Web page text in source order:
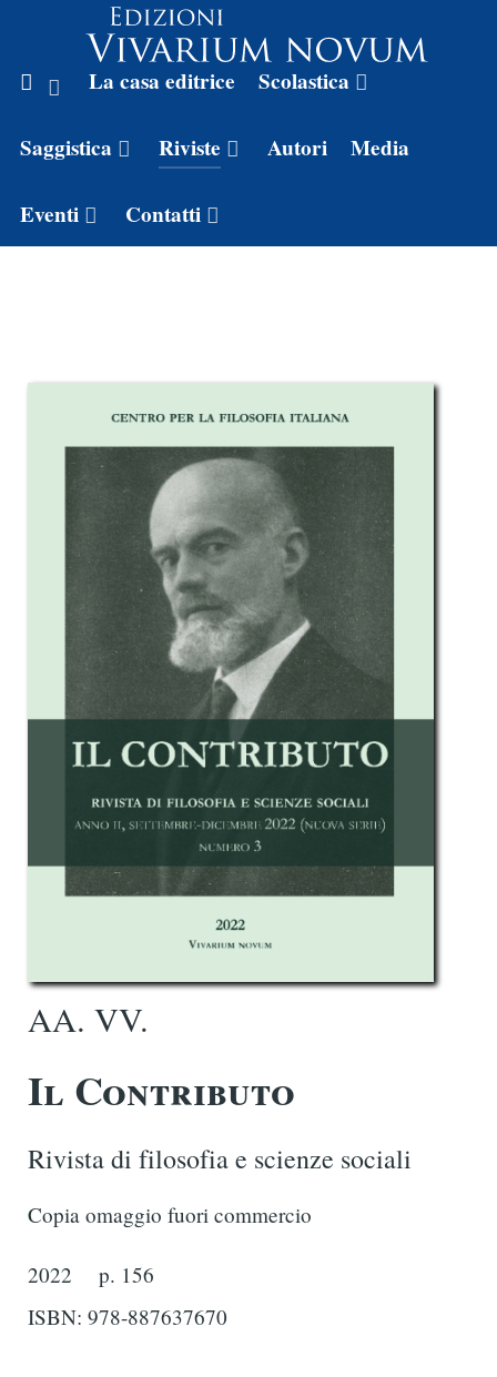
La casa editrice Scolastica
Saggistica Riviste Autori Media
Eventi Contatti
AA. VV.
Il Contributo
Rivista di filosofia e scienze sociali
Copia omaggio fuori commercio
2022
p. 156
ISBN: 978-887637670